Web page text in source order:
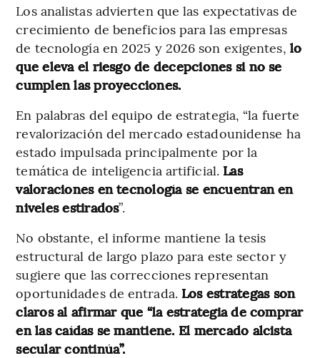
Los analistas advierten que las expectativas de
crecimiento de beneficios para las empresas
de tecnología en 2025 y 2026 son exigentes, lo
que eleva el riesgo de decepciones si no se
cumplen las proyecciones.
En palabras del equipo de estrategia, “la fuerte
revalorización del mercado estadounidense ha
estado impulsada principalmente por la
temática de inteligencia artificial. Las
valoraciones en tecnología se encuentran en
niveles estirados”.
No obstante, el informe mantiene la tesis
estructural de largo plazo para este sector y
sugiere que las correcciones representan
oportunidades de entrada. Los estrategas son
claros al afirmar que “la estrategia de comprar
en las caídas se mantiene. El mercado alcista
secular continúa”.